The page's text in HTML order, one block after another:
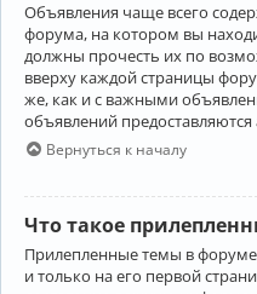
Объявления чаще всего
форума, на котором вы
должны прочесть их по
вверху каждой страницы
же, как и с важными
объявлений
Вернуться к началу
Что такое
Прилепленные темы в
и только на его первой